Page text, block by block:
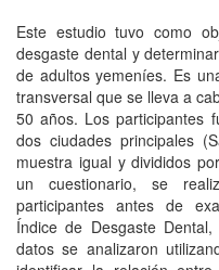
Este estudio tuvo como
desgaste dental y
de adultos yemeníes. Es
transversal que se lleva a
50 años. Los participantes
dos ciudades principales
muestra igual y divididos
un cuestionario, se
participantes antes de
Índice de Desgaste
datos se analizaron